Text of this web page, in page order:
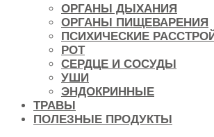
ОРГАНЫ ДЫХАНИЯ
ОРГАНЫ ПИЩЕВАРЕНИЯ
ПСИХИЧЕСКИЕ
РОТ
СЕРДЦЕ И СОСУДЫ
УШИ
ЭНДОКРИННЫЕ
ТРАВЫ
ПОЛЕЗНЫЕ ПРОДУКТЫ